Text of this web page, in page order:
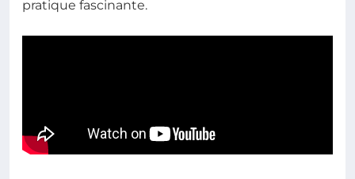
pratique fascinante.